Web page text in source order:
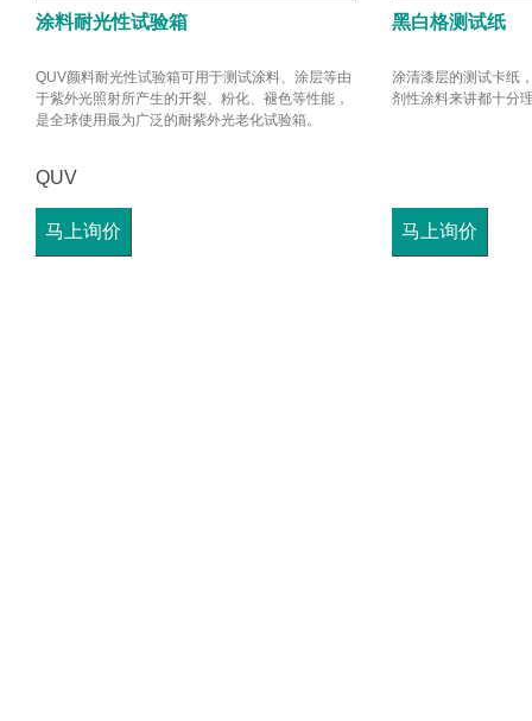
涂料耐光性试验箱
QUV颜料耐光性试验箱可用于测试涂料、涂层等由
于紫外光照射所产生的开裂、粉化、褪色等性能，
是全球使用最为广泛的耐紫外光老化试验箱。
QUV
马上询价
黑白格测试纸
涂清漆层的测试卡纸
剂性涂料来讲都十分
马上询价